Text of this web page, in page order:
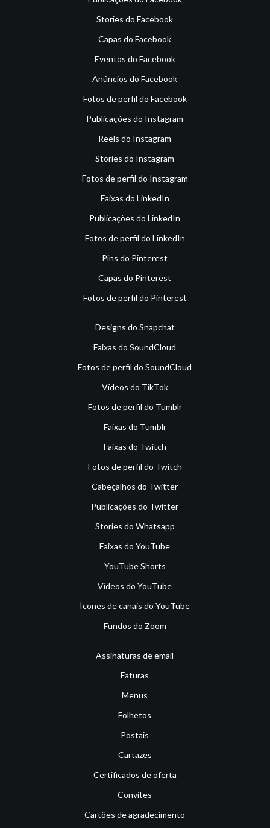
Stories do Facebook
Capas do Facebook
Eventos do Facebook
Anúncios do Facebook
Fotos de perfil do Facebook
Publicações do Instagram
Reels do Instagram
Stories do Instagram
Fotos de perfil do Instagram
Faixas do LinkedIn
Publicações do LinkedIn
Fotos de perfil do LinkedIn
Pins do Pinterest
Capas do Pinterest
Fotos de perfil do Pinterest
Designs do Snapchat
Faixas do SoundCloud
Fotos de perfil do SoundCloud
Vídeos do TikTok
Fotos de perfil do Tumblr
Faixas do Tumblr
Faixas do Twitch
Fotos de perfil do Twitch
Cabeçalhos do Twitter
Publicações do Twitter
Stories do Whatsapp
Faixas do YouTube
YouTube Shorts
Vídeos do YouTube
Ícones de canais do YouTube
Fundos do Zoom
Assinaturas de email
Faturas
Menus
Folhetos
Postais
Cartazes
Certificados de oferta
Convites
Cartões de agradecimento